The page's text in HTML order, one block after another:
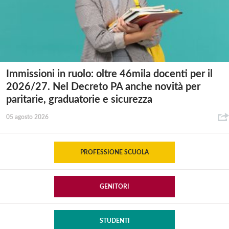
Immissioni in ruolo: oltre 46mila docenti per il
2026/27. Nel Decreto PA anche novità per
paritarie, graduatorie e sicurezza
05 agosto 2026
PROFESSIONE SCUOLA
GENITORI
STUDENTI